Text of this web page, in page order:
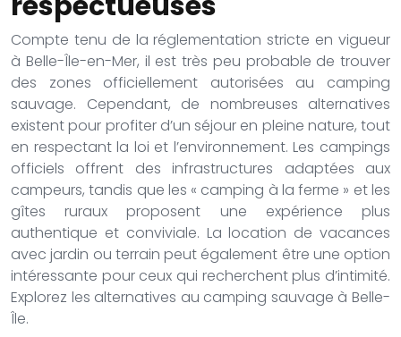
Compte tenu de la réglementation stricte en vigueur
à Belle-Île-en-Mer, il est très peu probable de trouver
des zones officiellement autorisées au camping
sauvage. Cependant, de nombreuses alternatives
existent pour profiter d’un séjour en pleine nature, tout
en respectant la loi et l’environnement. Les campings
officiels offrent des infrastructures adaptées aux
campeurs, tandis que les « camping à la ferme » et les
gîtes ruraux proposent une expérience plus
authentique et conviviale. La location de vacances
avec jardin ou terrain peut également être une option
intéressante pour ceux qui recherchent plus d’intimité.
Explorez les alternatives au camping sauvage à Belle-
Île.